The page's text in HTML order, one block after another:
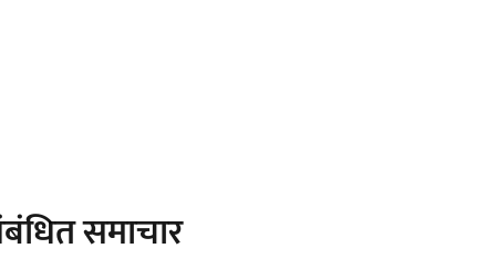
समाचार